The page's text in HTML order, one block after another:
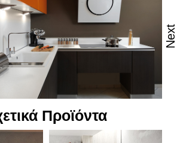
στη καθημερινή φθορά από
χάραξη
θερμοκρασία, 100% στην υγρασία &
πόρους, απόλυτα υγιεινή &
λεκέδες
καθημερινού καθαρισμού με
Next
Προϊόντα